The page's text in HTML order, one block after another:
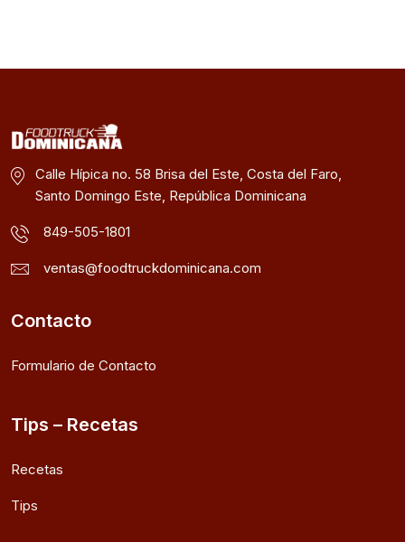
Calle Hípica no. 58 Brisa del Este, Costa del Faro,
Santo Domingo Este, República Dominicana
849-505-1801
ventas@foodtruckdominicana.com
Contacto
Formulario de Contacto
Tips – Recetas
Recetas
Tips